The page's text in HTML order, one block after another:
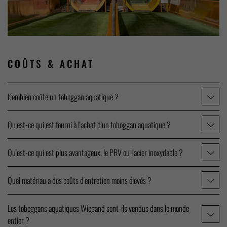
COÛTS & ACHAT
Combien coûte un toboggan aquatique ?
Qu'est-ce qui est fourni à l'achat d'un toboggan aquatique ?
Qu'est-ce qui est plus avantageux, le PRV ou l'acier inoxydable ?
Quel matériau a des coûts d'entretien moins élevés ?
Les toboggans aquatiques Wiegand sont-ils vendus dans le monde
entier ?